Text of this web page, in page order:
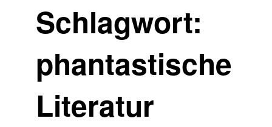
Schlagwort:
phantastische
Literatur